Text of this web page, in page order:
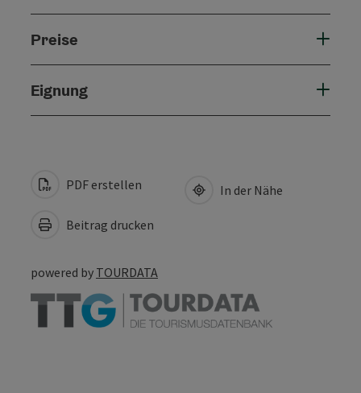
Preise
Eignung
PDF erstellen
Beitrag drucken
In der Nähe
powered by TOURDATA